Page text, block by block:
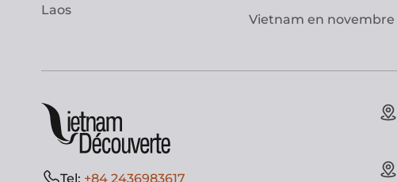
Laos
Vietnam en novembre
Tel: +84 2436983617